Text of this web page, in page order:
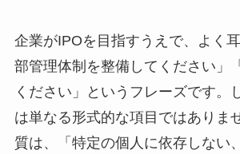
企業がIPOを目指すうえで、よく
部管理体制を整備してください」
ください」というフレーズです。
は単なる形式的な項目ではありま
質は、「特定の個人に依存しない